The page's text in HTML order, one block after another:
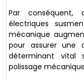
Par conséquent,
électriques
mécanique
pour assurer une
déterminant vital
polissage